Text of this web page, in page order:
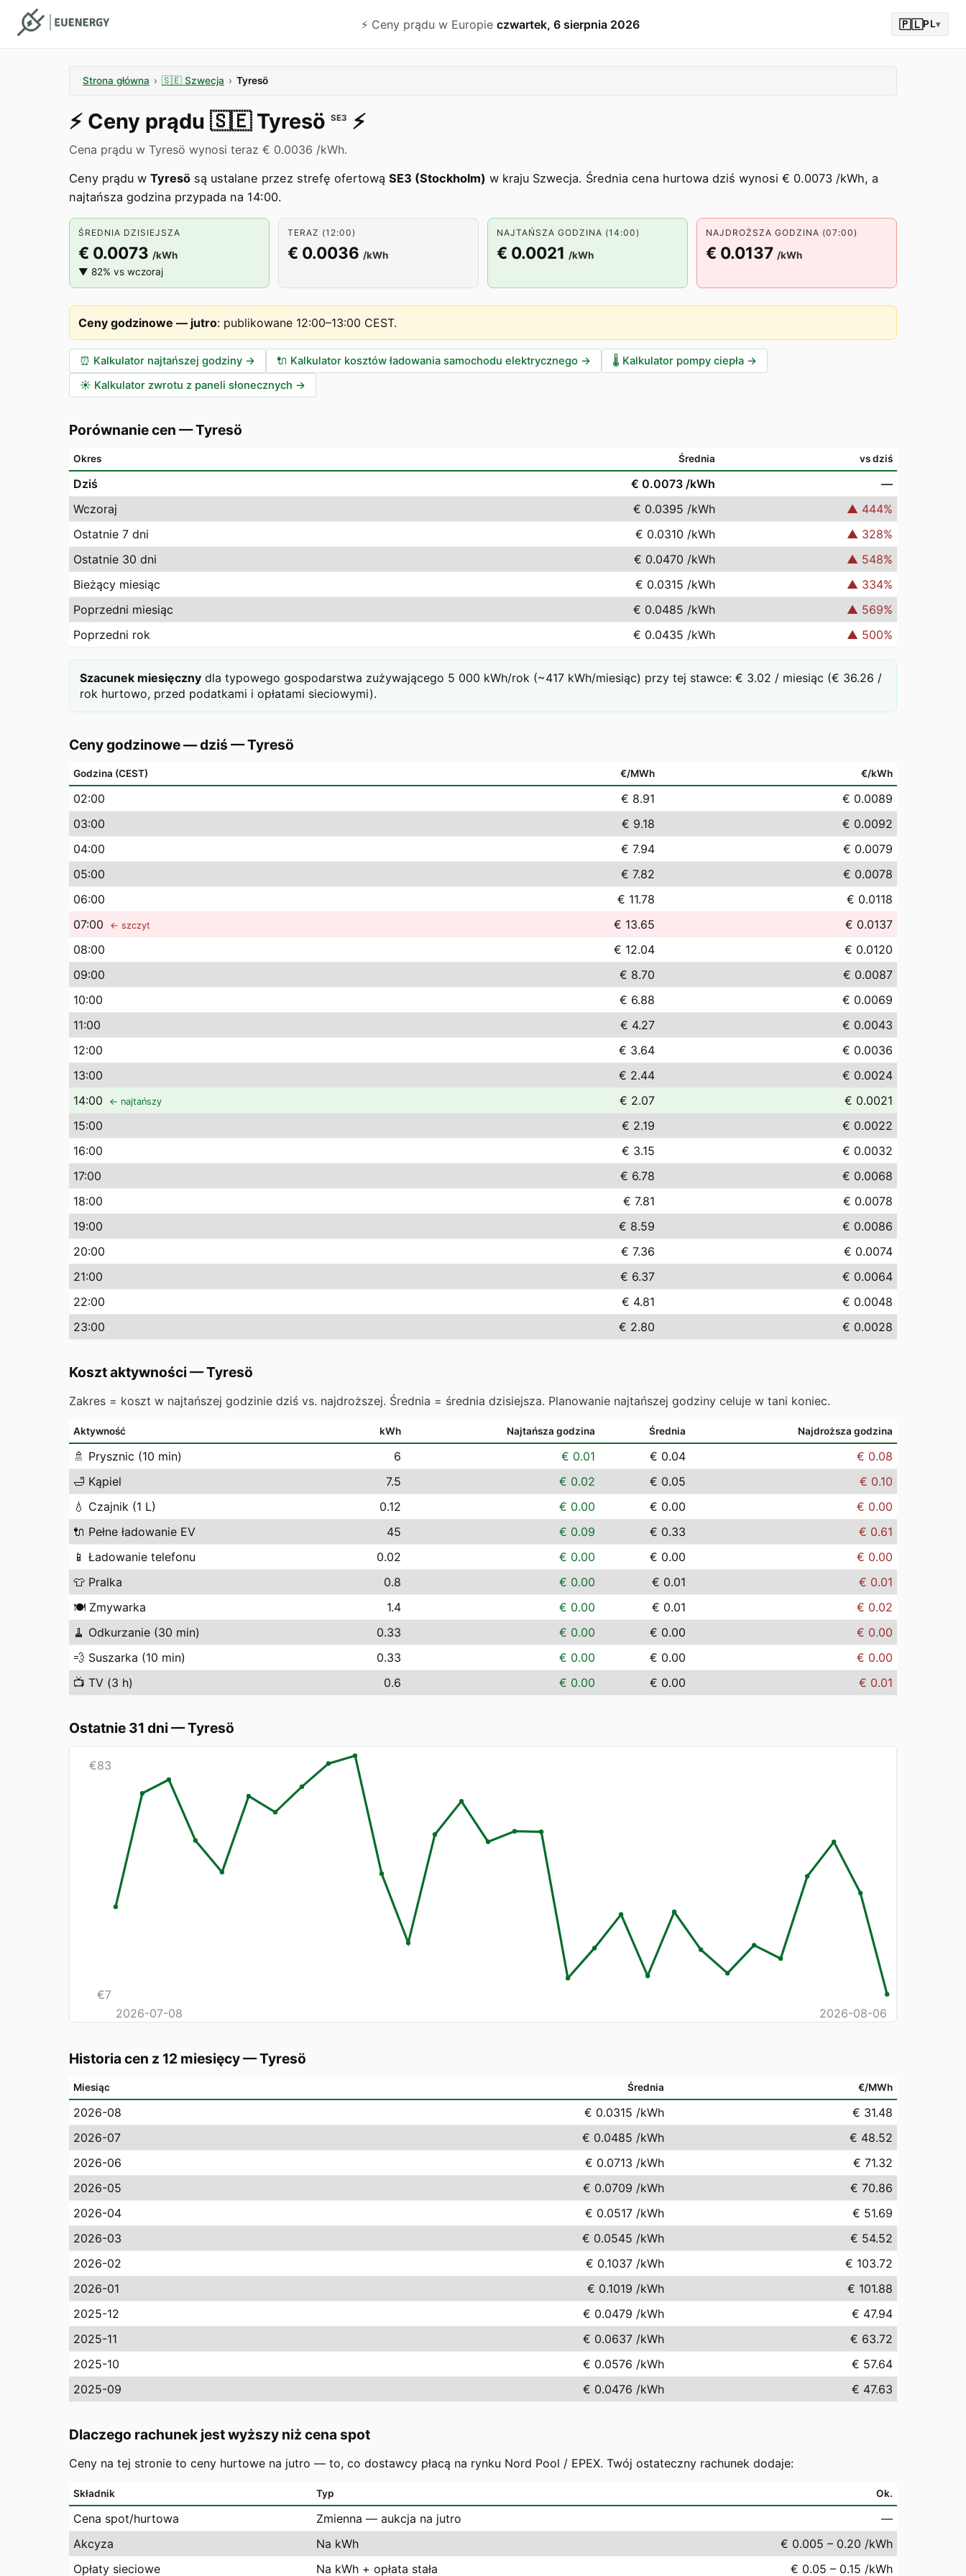
⚡️ Ceny prądu w Europie czwartek, 6 sierpnia 2026 🇵🇱PL▾
Strona główna › 🇸🇪 Szwecja › Tyresö
⚡️ Ceny prądu 🇸🇪 Tyresö SE3 ⚡️
Cena prądu w Tyresö wynosi teraz € 0.0036 /kWh.
Ceny prądu w Tyresö są ustalane przez strefę ofertową SE3 (Stockholm) w kraju Szwecja. Średnia cena hurtowa dziś wynosi € 0.0073 /kWh, a
najtańsza godzina przypada na 14:00.
ŚREDNIA DZISIEJSZA
€ 0.0073 /kWh
▼ 82% vs wczoraj
TERAZ (12:00)
€ 0.0036 /kWh
NAJTAŃSZA GODZINA (14:00)
€ 0.0021 /kWh
NAJDROŻSZA GODZINA (07:00)
€ 0.0137 /kWh
Ceny godzinowe — jutro: publikowane 12:00–13:00 CEST.
⏰ Kalkulator najtańszej godziny → 🔌 Kalkulator kosztów ładowania samochodu elektrycznego → 🌡️ Kalkulator pompy ciepła →
☀️ Kalkulator zwrotu z paneli słonecznych →
Porównanie cen —Tyresö
Okres Średnia vs dziś
Dziś € 0.0073 /kWh
—
Wczoraj
€ 0.0395 /kWh ▲ 444%
Ostatnie 7 dni
€ 0.0310 /kWh ▲ 328%
Ostatnie 30 dni
€ 0.0470 /kWh ▲ 548%
Bieżący miesiąc
€ 0.0315 /kWh ▲ 334%
Poprzedni miesiąc
€ 0.0485 /kWh ▲ 569%
Poprzedni rok
€ 0.0435 /kWh ▲ 500%
Szacunek miesięczny dla typowego gospodarstwa zużywającego 5 000 kWh/rok (~417 kWh/miesiąc) przy tej stawce: € 3.02 / miesiąc (€ 36.26 /
rok hurtowo, przed podatkami i opłatami sieciowymi).
Ceny godzinowe — dziś —Tyresö
Godzina (CEST) €/MWh €/kWh
02:00 € 8.91
€ 0.0089
03:00 € 9.18
€ 0.0092
04:00 € 7.94
€ 0.0079
05:00 € 7.82
€ 0.0078
06:00 € 11.78
€ 0.0118
07:00 ← szczyt € 13.65
€ 0.0137
08:00 € 12.04
€ 0.0120
09:00 € 8.70
€ 0.0087
10:00 € 6.88
€ 0.0069
11:00 € 4.27
€ 0.0043
12:00 € 3.64
€ 0.0036
13:00 € 2.44
€ 0.0024
14:00 ← najtańszy € 2.07
€ 0.0021
15:00 € 2.19
€ 0.0022
16:00 € 3.15
€ 0.0032
17:00 € 6.78
€ 0.0068
18:00 € 7.81
€ 0.0078
19:00 € 8.59
€ 0.0086
20:00 € 7.36
€ 0.0074
21:00 € 6.37
€ 0.0064
22:00 € 4.81
€ 0.0048
23:00 € 2.80 € 0.0028
Koszt aktywności —Tyresö
Zakres = koszt w najtańszej godzinie dziś vs. najdroższej. Średnia = średnia dzisiejsza. Planowanie najtańszej godziny celuje w tani koniec.
Aktywność kWh Najtańsza godzina Średnia Najdroższa godzina
🚿 Prysznic (10 min) 6 € 0.01 € 0.04
€ 0.08
🛁 Kąpiel 7.5 € 0.02 € 0.05
€ 0.10
💧 Czajnik (1 L) 0.12 € 0.00 € 0.00
€ 0.00
🔌 Pełne ładowanie EV 45 € 0.09 € 0.33
€ 0.61
📱 Ładowanie telefonu 0.02 € 0.00 € 0.00
€ 0.00
👕 Pralka 0.8 € 0.00 € 0.01
€ 0.01
🍽️ Zmywarka 1.4 € 0.00 € 0.01
€ 0.02
🧹 Odkurzanie (30 min) 0.33 € 0.00 € 0.00
€ 0.00
💨 Suszarka (10 min) 0.33 € 0.00 € 0.00
€ 0.00
📺 TV (3 h) 0.6 € 0.00 € 0.00 € 0.01
Ostatnie 31 dni —Tyresö
€83
€7
2026-07-08
2026-08-06
Historia cen z 12 miesięcy—Tyresö
Miesiąc Średnia €/MWh
2026-08 € 0.0315 /kWh
€ 31.48
2026-07
€ 0.0485 /kWh
€ 48.52
2026-06
€ 0.0713 /kWh
€ 71.32
2026-05
€ 0.0709 /kWh
€ 70.86
2026-04
€ 0.0517 /kWh
€ 51.69
2026-03
€ 0.0545 /kWh
€ 54.52
2026-02
€ 0.1037 /kWh
€ 103.72
2026-01
€ 0.1019 /kWh
€ 101.88
2025-12
€ 0.0479 /kWh
€ 47.94
2025-11
€ 0.0637 /kWh
€ 63.72
2025-10
€ 0.0576 /kWh
€ 57.64
2025-09
€ 0.0476 /kWh € 47.63
Dlaczego rachunek jest wyższy niż cena spot
Ceny na tej stronie to ceny hurtowe na jutro — to, co dostawcy płacą na rynku Nord Pool / EPEX. Twój ostateczny rachunek dodaje:
Składnik Typ Ok.
Cena spot/hurtowa Zmienna — aukcja na jutro
—
Akcyza
Na kWh
€ 0.005 – 0.20 /kWh
Opłaty sieciowe
Na kWh + opłata stała € 0.05 – 0.15 /kWh